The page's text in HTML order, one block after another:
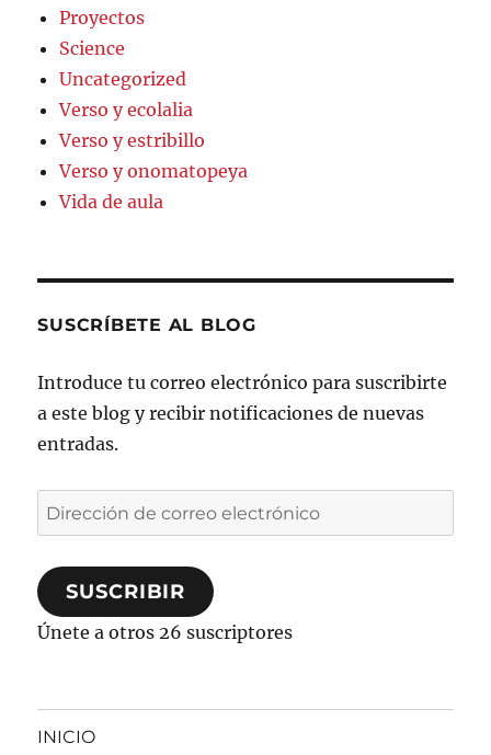
Proyectos
Science
Uncategorized
Verso y ecolalia
Verso y estribillo
Verso y onomatopeya
Vida de aula
SUSCRÍBETE AL BLOG
Introduce tu correo electrónico para suscribirte
a este blog y recibir notificaciones de nuevas
entradas.
Dirección
de
correo
electrónico
SUSCRIBIR
Únete a otros 26 suscriptores
INICIO